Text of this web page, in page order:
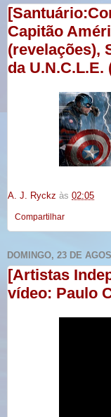
Capitão
(revelações),
da U.N.C.L.E.
A. J. Ryckz às 02:05
Compartilhar
DOMINGO, 23 DE
[Artistas
vídeo: Paulo